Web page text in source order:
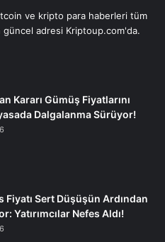
ve kripto para haberleri tüm
adresi Kriptoup.com'da.
Kararı Gümüş Fiyatlarını
Dalgalanma Sürüyor!
Fiyatı Sert Düşüşün Ardından
Yatırımcılar Nefes Aldı!